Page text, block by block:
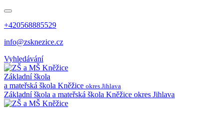
+420568885529
info@zsknezice.cz
Vyhledávání
Základní škola
a mateřská škola Kněžice okres Jihlava
Základní škola a mateřská škola Kněžice okres Jihlava